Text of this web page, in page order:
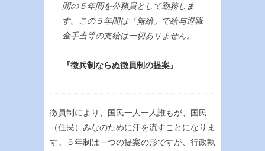
間の５年間を公務員として勤務しま
す。この５年間は「無給」で給与退職
金手当等の支給は一切ありません。
『徴兵制ならぬ徴員制の提案』
徴員制により、国民一人一人誰もが、国民
（住民）みなのために汗を流すことになりま
す。５年制は一つの提案の形ですが、行政執